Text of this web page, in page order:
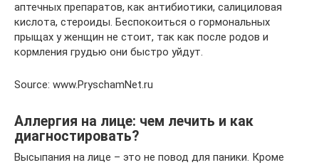
аптечных препаратов, как антибиотики, салициловая
кислота, стероиды. Беспокоиться о гормональных
прыщах у женщин не стоит, так как после родов и
кормления грудью они быстро уйдут.
Source: www.PryschamNet.ru
Аллергия на лице: чем лечить и как
диагностировать?
Высыпания на лице – это не повод для паники. Кроме